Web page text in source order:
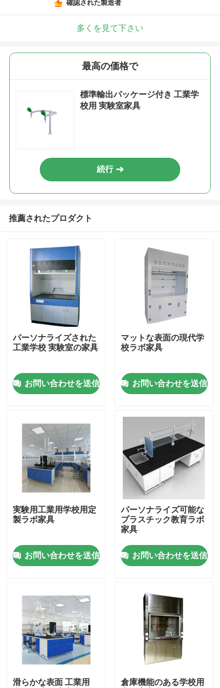
企業情報
接触
製品
現代実験室の家具
学校の実験室の家具
実験室の壁のベンチ
実験室の発煙のフード
実験室のバランスのベンチ
確認された製造者
多くを見て下さい
最高の価格で
標準輸出パッケージ付き 工業学
校用 実験室家具
続行
推薦されたプロダクト
パーソナライズされた
工業学校 実験室の家具
お問い合わせを送信
マットな表面の現代学
校ラボ家具
お問い合わせを送信
実験用工業用学校用定
製ラボ家具
お問い合わせを送信
パーソナライズ可能な
プラスチック教育ラボ
家具
お問い合わせを送信
滑らかな表面 工業用
倉庫機能のある学校用